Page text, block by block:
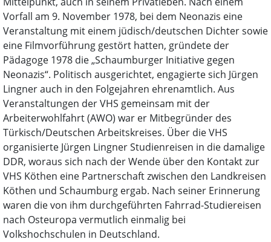
Vorfall am 9. November 1978, bei dem Neonazis eine
Veranstaltung mit einem jüdisch/deutschen Dichter sowie
eine Filmvorführung gestört hatten, gründete der
Pädagoge 1978 die „Schaumburger Initiative gegen
Neonazis“. Politisch ausgerichtet, engagierte sich Jürgen
Lingner auch in den Folgejahren ehrenamtlich. Aus
Veranstaltungen der VHS gemeinsam mit der
Arbeiterwohlfahrt (AWO) war er Mitbegründer des
Türkisch/Deutschen Arbeitskreises. Über die VHS
organisierte Jürgen Lingner Studienreisen in die damalige
DDR, woraus sich nach der Wende über den Kontakt zur
VHS Köthen eine Partnerschaft zwischen den Landkreisen
Köthen und Schaumburg ergab. Nach seiner Erinnerung
waren die von ihm durchgeführten Fahrrad-Studiereisen
nach Osteuropa vermutlich einmalig bei
Volkshochschulen in Deutschland.